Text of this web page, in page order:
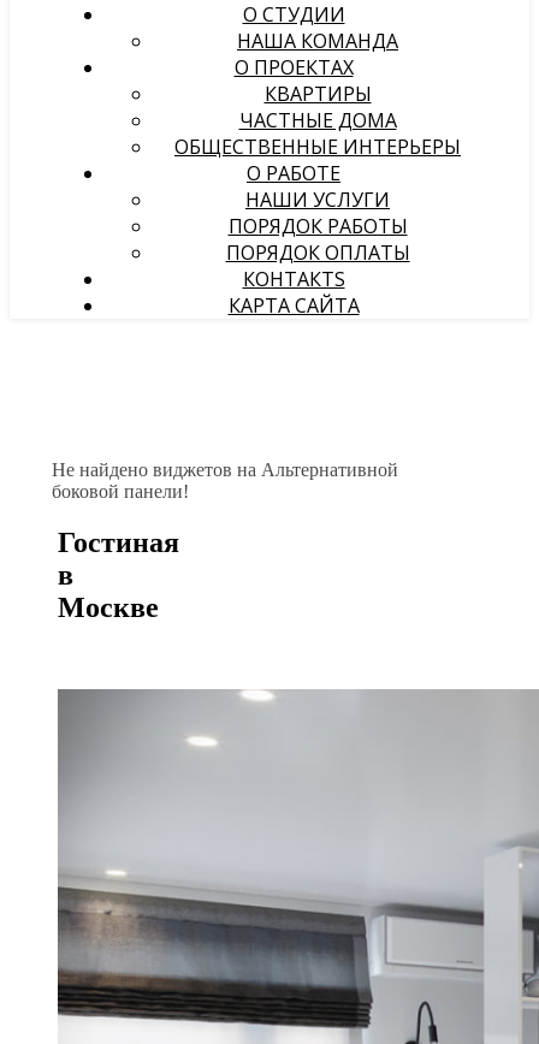
О СТУДИИ
НАША КОМАНДА
О ПРОЕКТАХ
КВАРТИРЫ
ЧАСТНЫЕ ДОМА
ОБЩЕСТВЕННЫЕ ИНТЕРЬЕРЫ
О РАБОТЕ
НАШИ УСЛУГИ
ПОРЯДОК РАБОТЫ
ПОРЯДОК ОПЛАТЫ
КОНТАКТS
КАРТА САЙТА
Не найдено виджетов на Альтернативной
боковой панели!
Гостиная
в
Москве